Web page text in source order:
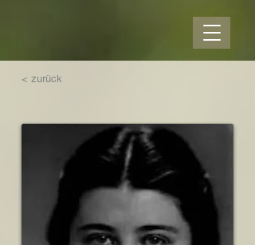
< zurück